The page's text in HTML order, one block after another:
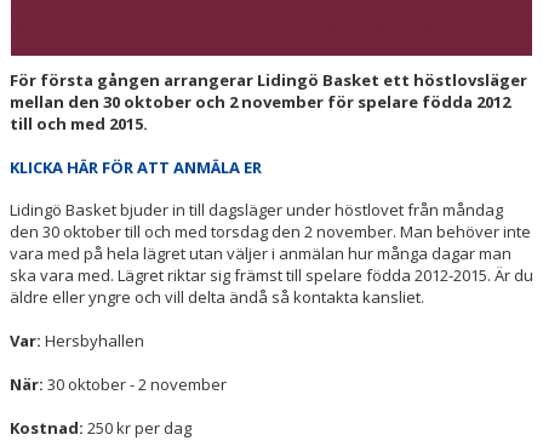
LIDINGÖ BASKET CUP
KLUBBSHOP
MOBILSKAL
PARTNERS
ANTONS MINNESFOND
För första gången arrangerar Lidingö Basket ett höstlovsläger
mellan den 30 oktober och 2 november för spelare födda 2012
till och med 2015.
KLICKA HÄR FÖR ATT ANMÄLA ER
Lidingö Basket bjuder in till dagsläger under höstlovet från måndag
den 30 oktober till och med torsdag den 2 november. Man behöver inte
vara med på hela lägret utan väljer i anmälan hur många dagar man
ska vara med. Lägret riktar sig främst till spelare födda 2012-2015. Är du
äldre eller yngre och vill delta ändå så kontakta kansliet.
Var: Hersbyhallen
När: 30 oktober - 2 november
Kostnad: 250 kr per dag